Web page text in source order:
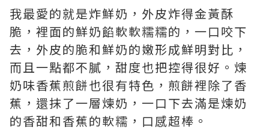
我最愛的就是炸鮮奶，外皮炸得金黃酥
脆，裡面的鮮奶餡軟軟糯糯的，一口咬下
去，外皮的脆和鮮奶的嫩形成鮮明對比，
而且一點都不膩，甜度也把控得很好。煉
奶味香蕉煎餅也很有特色，煎餅裡除了香
蕉，還抹了一層煉奶，一口下去滿是煉奶
的香甜和香蕉的軟糯，口感超棒。